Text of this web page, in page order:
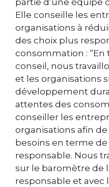
partie d’une équipe
Elle conseille les
organisations à
des choix plus
consommation :
conseil, nous
et les organisations
développement
attentes des
conseiller les
organisations afin
besoins en terme
responsable. Nous
sur le baromètre de
responsable et avec